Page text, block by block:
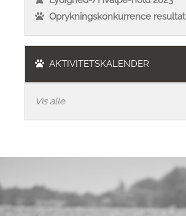
Oprykningskonkurrence resultat
AKTIVITETSKALENDER
Vis alle